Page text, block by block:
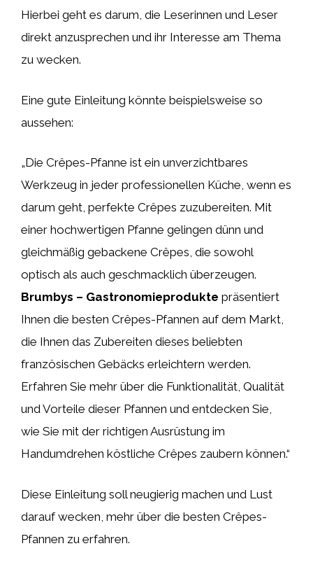
Hierbei geht es darum, die Leserinnen und Leser
direkt anzusprechen und ihr Interesse am Thema
zu wecken.
Eine gute Einleitung könnte beispielsweise so
aussehen:
„Die Crêpes-Pfanne ist ein unverzichtbares
Werkzeug in jeder professionellen Küche, wenn es
darum geht, perfekte Crêpes zuzubereiten. Mit
einer hochwertigen Pfanne gelingen dünn und
gleichmäßig gebackene Crêpes, die sowohl
optisch als auch geschmacklich überzeugen.
Brumbys – Gastronomieprodukte präsentiert
Ihnen die besten Crêpes-Pfannen auf dem Markt,
die Ihnen das Zubereiten dieses beliebten
französischen Gebäcks erleichtern werden.
Erfahren Sie mehr über die Funktionalität, Qualität
und Vorteile dieser Pfannen und entdecken Sie,
wie Sie mit der richtigen Ausrüstung im
Handumdrehen köstliche Crêpes zaubern können.“
Diese Einleitung soll neugierig machen und Lust
darauf wecken, mehr über die besten Crêpes-
Pfannen zu erfahren.